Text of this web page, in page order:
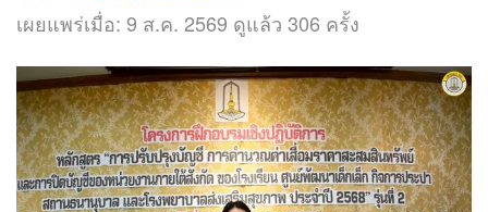
เผยแพร่เมื่อ: 9 ส.ค. 2569 ดูแล้ว 306 ครั้ง